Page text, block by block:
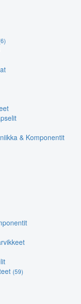
& Komponentit
(59)